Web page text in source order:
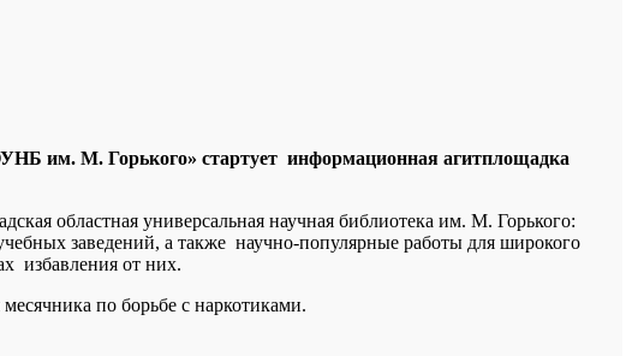
им. М. Горького» стартует информационная агитплощадка
областная универсальная научная библиотека им. М. Горького:
заведений, а также научно-популярные работы для широкого
избавления от них.
по борьбе с наркотиками.